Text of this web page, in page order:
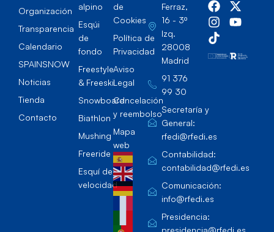
Organización
Transparencia
Calendario
SPAINSNOW
Noticias
Tienda
Contacto
alpino
Esqúi
de
fondo
Freestyle
& Freeski
Snowboard
Biathlon
Mushing
Freeride
Esquí de
velocidad
de
Cookies
Política de
Privacidad
Aviso
Legal
Cancelación
y reembolso
Mapa
web
Ferraz,
16 - 3º
Izq.
28008
Madrid
91 376
99 30
Secretaría y
General:
rfedi@rfedi.es
Contabilidad:
contabilidad@rfedi.es
Comunicación:
info@rfedi.es
Presidencia:
presidencia@rfedi.es